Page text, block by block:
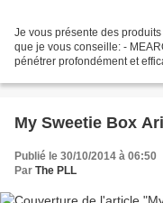
Je vous présente des
que je vous conseille: -
pénétrer profondément et
My Sweetie Box
Publié le 30/10/2014 à 06:50
Par The PLL